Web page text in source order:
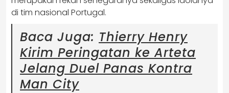
di tim nasional Portugal.
Baca Juga: Thierry Henry
Kirim Peringatan ke Arteta
Jelang Duel Panas Kontra
Man City